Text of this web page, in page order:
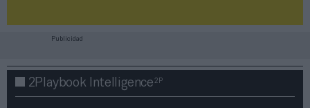
Publicidad
2Playbook Intelligence2P